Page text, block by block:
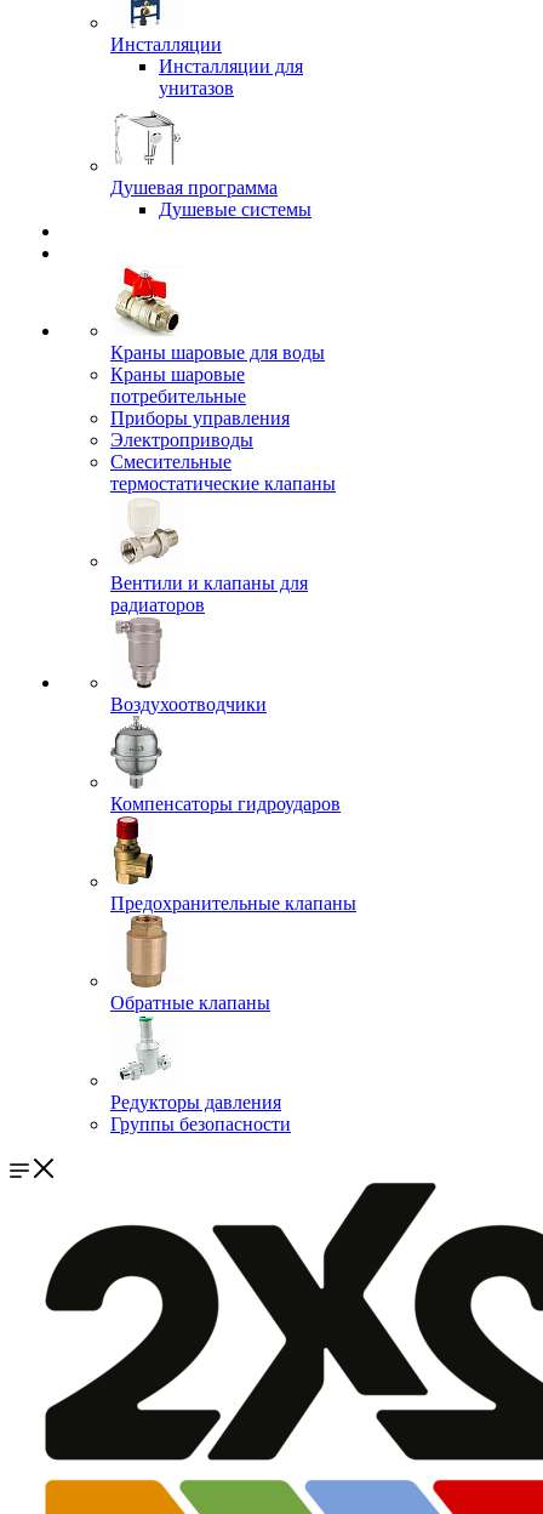
Инсталляции
Инсталляции для
унитазов
Душевая программа
Душевые системы
Краны шаровые для воды
Краны шаровые
потребительные
Приборы управления
Электроприводы
Смесительные
термостатические клапаны
Вентили и клапаны для
радиаторов
Воздухоотводчики
Компенсаторы гидроударов
Предохранительные клапаны
Обратные клапаны
Редукторы давления
Группы безопасности